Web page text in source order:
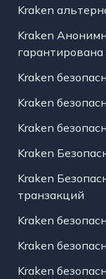
Kraken
Kraken
гарантирована
Kraken
Kraken
Kraken
Kraken
Kraken
транзакций
Kraken
Kraken
Kraken